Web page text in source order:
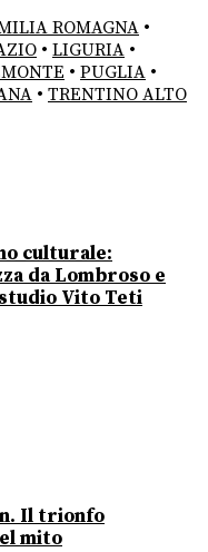
ROMAGNA •
• LIGURIA •
• PUGLIA •
• TRENTINO ALTO
culturale:
da Lombroso e
Vito Teti
Il trionfo
mito